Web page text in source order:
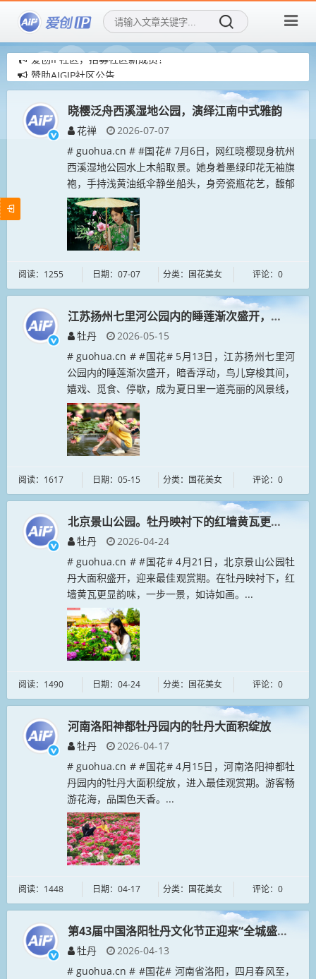
爱创IP社区，招募社区新成员！
赞助AIGIP社区公告
爱创IP社区，用AI再创造传统IP！
晓樱泛舟西溪湿地公园，演绎江南中式雅韵
花禅
2026-07-07
# guohua.cn # #国花# 7月6日，网红晓樱现身杭州
西溪湿地公园水上木船取景。她身着墨绿印花无袖旗
袍，手持浅黄油纸伞静坐船头，身旁瓷瓶花艺，馥郁
雅致，表达出芳夏文化意境。四周绿植葱郁，碧水环
绕，清幽景致与...
阅读：1255 日期：07-07 分类：国花美女 评论：0
江苏扬州七里河公园内的睡莲渐次盛开，暗香浮动
牡丹
2026-05-15
# guohua.cn # #国花# 5月13日，江苏扬州七里河
公园内的睡莲渐次盛开，暗香浮动，鸟儿穿梭其间，
嬉戏、觅食、停歇，成为夏日里一道亮丽的风景线，
吸引众多游客前来观赏拍照。...
阅读：1617 日期：05-15 分类：国花美女 评论：0
北京景山公园。牡丹映衬下的红墙黄瓦更显韵味
牡丹
2026-04-24
# guohua.cn # #国花# 4月21日，北京景山公园牡
丹大面积盛开，迎来最佳观赏期。在牡丹映衬下，红
墙黄瓦更显韵味，一步一景，如诗如画。...
阅读：1490 日期：04-24 分类：国花美女 评论：0
河南洛阳神都牡丹园内的牡丹大面积绽放
牡丹
2026-04-17
# guohua.cn # #国花# 4月15日，河南洛阳神都牡
丹园内的牡丹大面积绽放，进入最佳观赏期。游客畅
游花海，品国色天香。...
阅读：1448 日期：04-17 分类：国花美女 评论：0
第43届中国洛阳牡丹文化节正迎来“全城盛花期”
牡丹
2026-04-13
# guohua.cn # #国花# 河南省洛阳，四月春风至，